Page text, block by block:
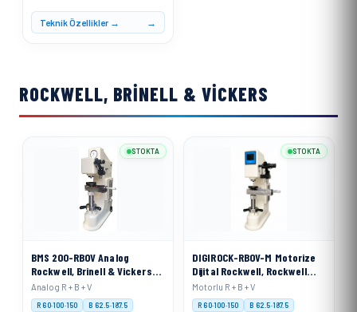
Teknik Özellikler →
ROCKWELL, BRINELL & VICKERS
BMS 200-RBOV Analog
Rockwell, Brinell & Vickers
Sertlik Ölçme Cihazı
Analog R + B + V
R 60·100·150 B 62.5·187.5
STOKTA
DIGIROCK-RBOV-M Motorize
Dijital Rockwell, Rockwell
Superficial, Brinell ve
Vickers Sertlik Ölçme Cihazı
Motorlu R + B + V
R 60·100·150 B 62.5·187.5
STOKTA